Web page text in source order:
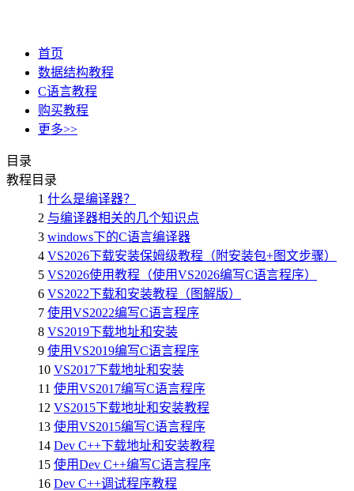
首页
数据结构教程
C语言教程
购买教程
更多>>
目录
教程目录
1 什么是编译器？
2 与编译器相关的几个知识点
3 windows下的C语言编译器
4 VS2026下载安装保姆级教程（附安装包+图文步骤）
5 VS2026使用教程（使用VS2026编写C语言程序）
6 VS2022下载和安装教程（图解版）
7 使用VS2022编写C语言程序
8 VS2019下载地址和安装
9 使用VS2019编写C语言程序
10 VS2017下载地址和安装
11 使用VS2017编写C语言程序
12 VS2015下载地址和安装教程
13 使用VS2015编写C语言程序
14 Dev C++下载地址和安装教程
15 使用Dev C++编写C语言程序
16 Dev C++调试程序教程